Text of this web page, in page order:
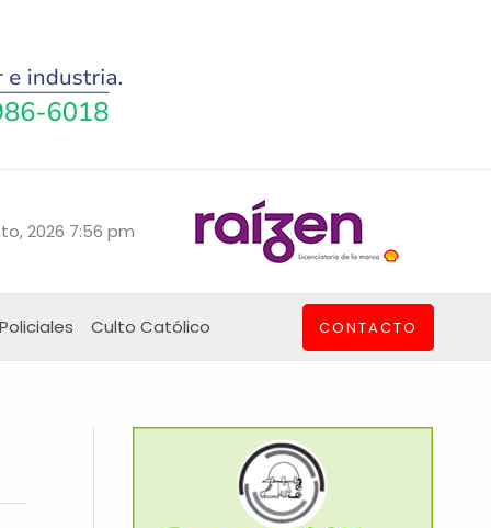
2026 7:56 pm
Policiales Culto Católico CONTACTO